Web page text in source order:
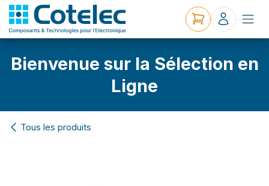
Bienvenue sur la Sélection en
Ligne
Tous les produits